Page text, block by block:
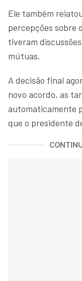
Ele também
percepções sobre
tiveram
mútuas.
A decisão final
novo acordo, as
automaticamente
que o presidente